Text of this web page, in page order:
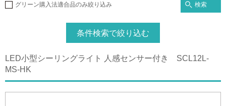
グリーン購入法適合品のみ絞り込み 検索
条件検索で絞り込む
LED小型シーリングライト 人感センサー付き SCL12L-
MS-HK